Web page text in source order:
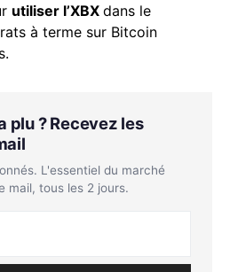
utiliser l’XBX dans le
à terme sur Bitcoin
plu ? Recevez les
L'essentiel du marché
mail, tous les 2 jours.